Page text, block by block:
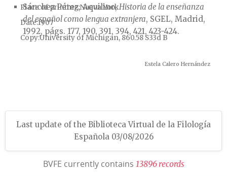
Sánchez Pérez, Aquilino,Historia de la enseñanza
del español como lengua extranjera, SGEL, Madrid,
1992, págs. 177, 190, 391, 394, 421, 423-424.
Estela Calero Hernández
Place of printingNueva York
Date1907
CopyUniversity of Michigan, 860.58 S33d B
Last update of the Biblioteca Virtual de la Filología
Española 03/08/2026
BVFE currently contains 13896 records